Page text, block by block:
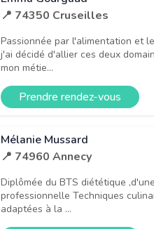
📍 74350 Cruseilles
Passionnée par l'alimentation et
j'ai décidé d'allier ces deux
mon métie...
Prendre rendez-vous
Mélanie Mussard
📍 74960 Annecy
Diplômée du BTS diététique
professionnelle Techniques
adaptées à la ...